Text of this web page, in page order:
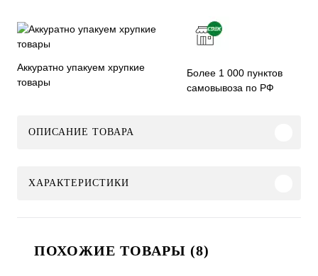
Аккуратно упакуем хрупкие
товары
Более 1 000 пунктов
самовывоза по РФ
ОПИСАНИЕ ТОВАРА
ХАРАКТЕРИСТИКИ
ПОХОЖИЕ ТОВАРЫ (8)